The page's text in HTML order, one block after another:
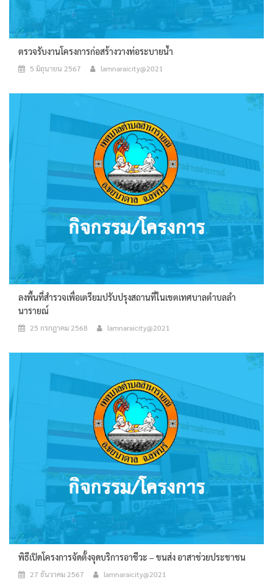
ตรวจรับงานโครงการก่อสร้างวางท่อระบายน้ำ
5 มิถุนายน 2567 lamnaraicity@2021
ลงพื้นที่สำรวจเพื่อเตรียมปรับปรุงสถานที่ในเขตเทศบาลตำบลลำ
นารายณ์
25 กรกฎาคม 2568 lamnaraicity@2021
พิธีเปิดโครงการจัดตั้งจุดบริการอาชีวะ – ขนส่ง อาสาช่วยประชาชน
27 ธันวาคม 2567 lamnaraicity@2021